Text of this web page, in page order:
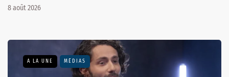
8 août 2026
A LA UNE MÉDIAS